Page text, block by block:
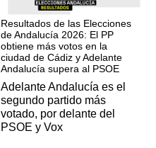
Resultados de las Elecciones
de Andalucía 2026: El PP
obtiene más votos en la
ciudad de Cádiz y Adelante
Andalucía supera al PSOE
Adelante Andalucía es el
segundo partido más
votado, por delante del
PSOE y Vox